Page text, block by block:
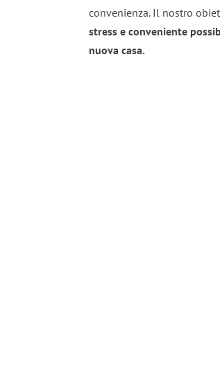
convenienza. Il nostro
stress e conveniente
nuova casa.